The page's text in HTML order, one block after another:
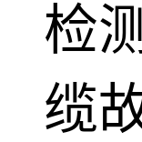
检
缆